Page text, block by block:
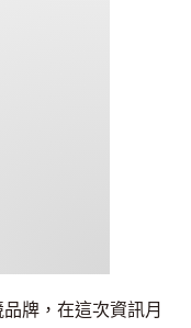
牌，在這次資訊月